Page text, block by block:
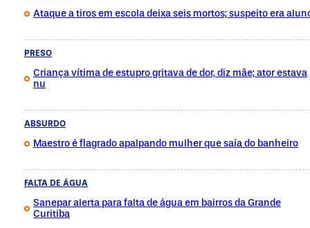
Ataque a tiros em escola deixa seis mortos; suspeito era
PRESO
Criança vítima de estupro gritava de dor, diz mãe; ator estava
nu
ABSURDO
Maestro é flagrado apalpando mulher que saía do banheiro
FALTA DE ÁGUA
Sanepar alerta para falta de água em bairros da Grande
Curitiba